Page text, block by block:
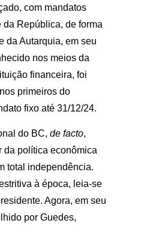
com mandatos
República, de forma
da Autarquia, em seu
nos meios da
financeira, foi
primeiros do
fixo até 31/12/24.
do BC, de facto,
da política econômica
total independência.
à época, leia-se
Agora, em seu
por Guedes,